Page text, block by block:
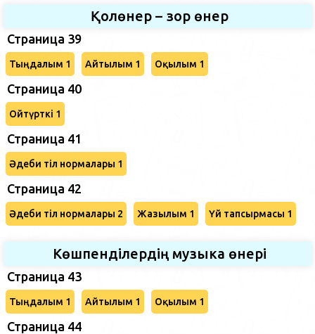
Қолөнер – зор өнер
Страница 39
Тыңдалым 1 Айтылым 1 Оқылым 1
Страница 40
Ойтүрткі 1
Страница 41
Әдеби тіл нормалары 1
Страница 42
Әдеби тіл нормалары 2 Жазылым 1 Үй тапсырмасы 1
Көшпенділердің музыка өнері
Страница 43
Тыңдалым 1 Айтылым 1 Оқылым 1
Страница 44